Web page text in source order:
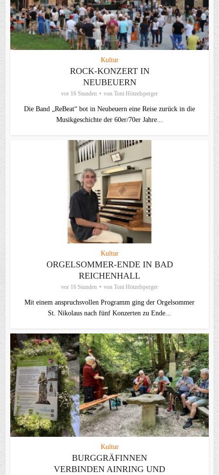
Kultur
ROCK-KONZERT IN
NEUBEUERN
vor 16 Stunden von Toni Hötzelsperger
Die Band „ReBeat“ bot in Neubeuern eine Reise zurück in die
Musikgeschichte der 60er/70er Jahre...
Kultur
ORGELSOMMER-ENDE IN BAD
REICHENHALL
vor 16 Stunden von Toni Hötzelsperger
Mit einem anspruchsvollen Programm ging der Orgelsommer
St. Nikolaus nach fünf Konzerten zu Ende...
Kultur
BURGGRÄFINNEN
VERBINDEN AINRING UND